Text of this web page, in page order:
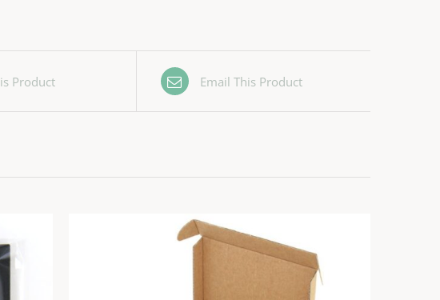
Product Email This Product